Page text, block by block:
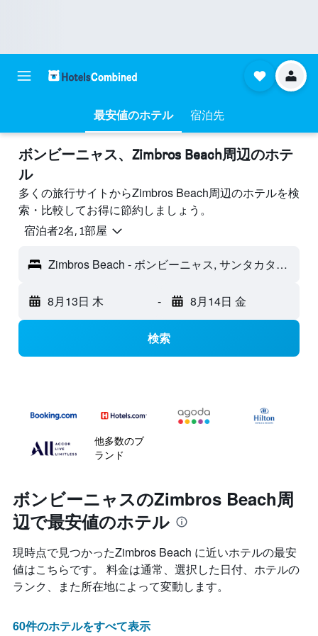
最安値のホテル 宿泊先
ボンビーニャス​、Zimbros Beach周辺のホテ
ル
多くの旅行サイトからZimbros Beach周辺のホテルを検
索・比較してお得に節約しましょう。
宿泊者2名, 1​部屋
Zimbros Beach - ボンビーニャス, サンタカタリーナ州, ブラジル
8月13日 木 - 8月14日 金
検索
他多数のブ
ランド
ボンビーニャスのZimbros Beach周
辺で最安値のホテル
現時点で見つかったZimbros Beach に近いホテルの最安
値はこちらです。 料金は通常、選択した日付、ホテルの
ランク、また所在地によって変動します。
60件のホテルをすべて表示